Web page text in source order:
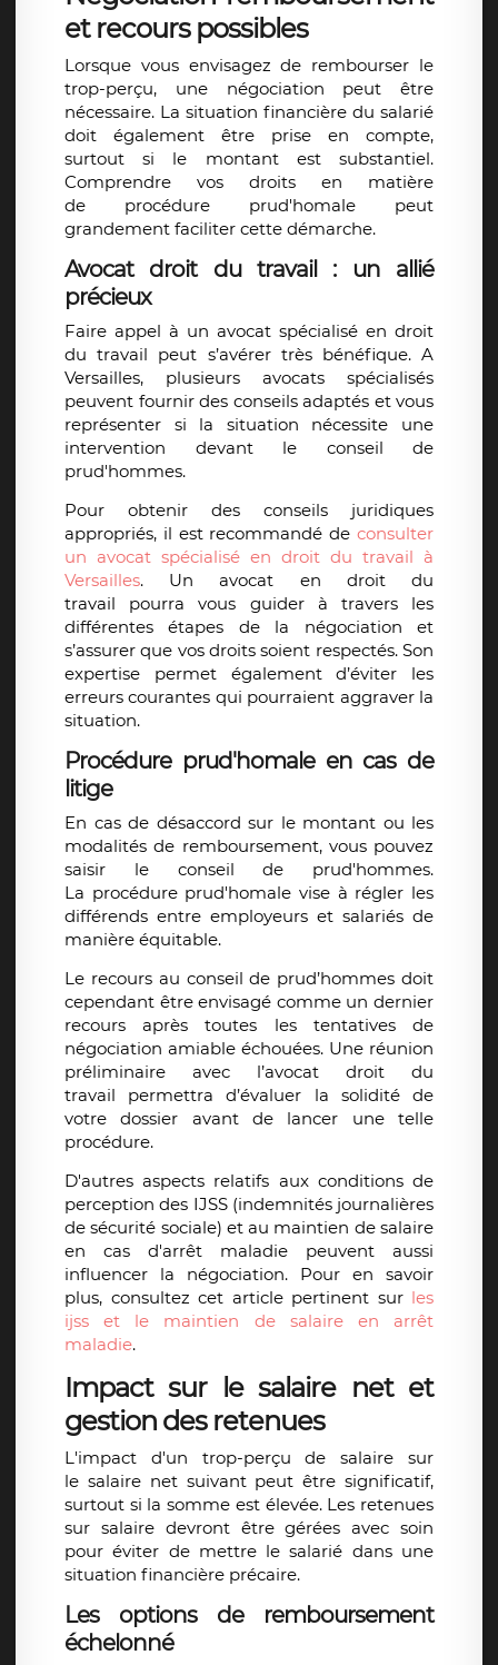
et recours possibles
Lorsque vous envisagez de rembourser le
trop-perçu, une négociation peut être
nécessaire. La situation financière du salarié
doit également être prise en compte,
surtout si le montant est substantiel.
Comprendre vos droits en matière
de procédure prud'homale peut
grandement faciliter cette démarche.
Avocat droit du travail : un allié
précieux
Faire appel à un avocat spécialisé en droit
du travail peut s’avérer très bénéfique. A
Versailles, plusieurs avocats spécialisés
peuvent fournir des conseils adaptés et vous
représenter si la situation nécessite une
intervention devant le conseil de
prud'hommes.
Pour obtenir des conseils juridiques
appropriés, il est recommandé de consulter
un avocat spécialisé en droit du travail à
Versailles. Unavocat en droit du
travail pourra vous guider à travers les
différentes étapes de la négociation et
s’assurer que vos droits soient respectés. Son
expertise permet également d’éviter les
erreurs courantes qui pourraient aggraver la
situation.
Procédure prud'homale en cas de
litige
En cas de désaccord sur le montant ou les
modalités de remboursement, vous pouvez
saisir le conseil de prud'hommes.
La procédure prud'homale vise à régler les
différends entre employeurs et salariés de
manière équitable.
Le recours au conseil de prud’hommes doit
cependant être envisagé comme un dernier
recours après toutes les tentatives de
négociation amiable échouées. Une réunion
préliminaire avec l’avocat droit du
travail permettra d’évaluer la solidité de
votre dossier avant de lancer une telle
procédure.
D'autres aspects relatifs aux conditions de
perception des IJSS (indemnités journalières
de sécurité sociale) et au maintien de salaire
en cas d'arrêt maladie peuvent aussi
influencer la négociation. Pour en savoir
plus, consultez cet article pertinent sur les
ijss et le maintien de salaire en arrêt
maladie.
Impact sur le salaire net et
gestion des retenues
L'impact d'un trop-perçu de salaire sur
le salaire netsuivant peut être significatif,
surtout si la somme est élevée. Les retenues
sur salairedevront être gérées avec soin
pour éviter de mettre le salarié dans une
situation financière précaire.
Les options de remboursement
échelonné